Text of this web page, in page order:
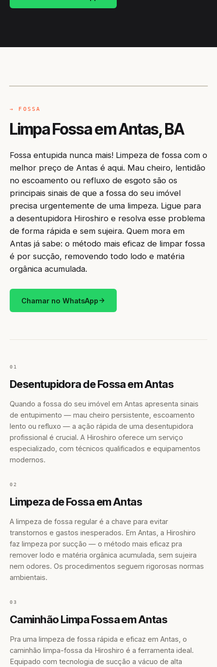
→ FOSSA
Limpa Fossa em Antas, BA
Fossa entupida nunca mais! Limpeza de fossa com o
melhor preço de Antas é aqui. Mau cheiro, lentidão
no escoamento ou refluxo de esgoto são os
principais sinais de que a fossa do seu imóvel
precisa urgentemente de uma limpeza. Ligue para
a desentupidora Hiroshiro e resolva esse problema
de forma rápida e sem sujeira. Quem mora em
Antas já sabe: o método mais eficaz de limpar fossa
é por sucção, removendo todo lodo e matéria
orgânica acumulada.
Chamar no WhatsApp
01
Desentupidora de Fossa em Antas
Quando a fossa do seu imóvel em Antas apresenta sinais
de entupimento — mau cheiro persistente, escoamento
lento ou refluxo — a ação rápida de uma desentupidora
profissional é crucial. A Hiroshiro oferece um serviço
especializado, com técnicos qualificados e equipamentos
modernos.
02
Limpeza de Fossa em Antas
A limpeza de fossa regular é a chave para evitar
transtornos e gastos inesperados. Em Antas, a Hiroshiro
faz limpeza por sucção — o método mais eficaz pra
remover lodo e matéria orgânica acumulada, sem sujeira
nem odores. Os procedimentos seguem rigorosas normas
ambientais.
03
Caminhão Limpa Fossa em Antas
Pra uma limpeza de fossa rápida e eficaz em Antas, o
caminhão limpa-fossa da Hiroshiro é a ferramenta ideal.
Equipado com tecnologia de sucção a vácuo de alta